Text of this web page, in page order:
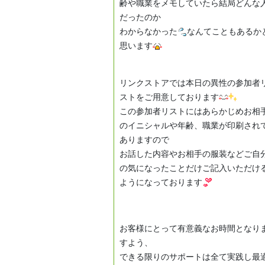
齢や職業をメモしていたら結局どんな
だったのか
わからなかった
なんてこともあるか
思います
リンクストアでは本日の異性の参加者
ストをご用意しております
この参加者リストにはあらかじめお相
のイニシャルや年齢、職業が印刷され
ありますので
お話した内容やお相手の服装などご自
の気になったことだけご記入いただけ
ようになっております
お客様にとって有意義なお時間となり
すよう、
できる限りのサポートは全て実践し最